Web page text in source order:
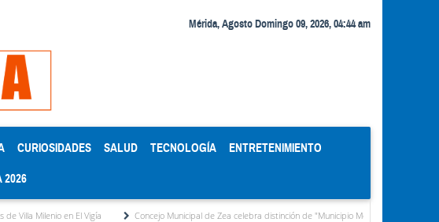
Mérida, Agosto Domingo 09, 2026, 04:44 am
CURIOSIDADES SALUD TECNOLOGÍA ENTRETENIMIENTO
2026
Concejo Municipal de Zea celebra distinción de "Municipio Modelo de Venezuela" otorgada por el